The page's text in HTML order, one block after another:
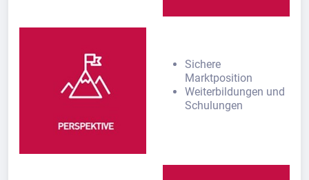
Sichere
Marktposition
Weiterbildungen und
Schulungen